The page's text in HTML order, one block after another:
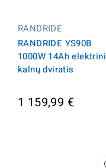
RANDRIDE
RANDRIDE YS90B
1000W 14Ah
kalnų dviratis
1 159,99 €